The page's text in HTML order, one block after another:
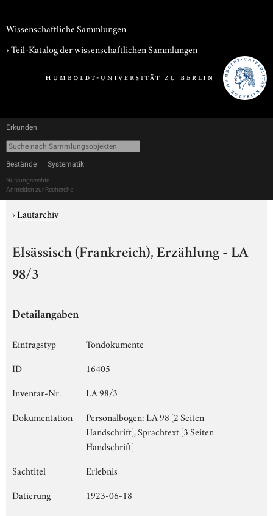
Wissenschaftliche Sammlungen
› Teil-Katalog der wissenschaftlichen Sammlungen
Erkunden
Bestände Systematik
Nutzungsrechte
Anmelden zur Recherche
›Lautarchiv
Elsässisch (Frankreich), Erzählung - LA
98/3
Detailangaben
Eintragstyp
Tondokumente
ID
16405
Inventar-Nr.
LA 98/3
Dokumentation
Personalbogen: LA 98 [2 Seiten
Handschrift], Sprachtext [3 Seiten
Handschrift]
Sachtitel
Erlebnis
Datierung
1923-06-18